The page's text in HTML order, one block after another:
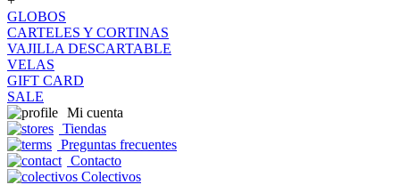
GLOBOS
CARTELES Y CORTINAS
VAJILLA DESCARTABLE
VELAS
GIFT CARD
SALE
Mi cuenta
Tiendas
Preguntas frecuentes
Contacto
Colectivos